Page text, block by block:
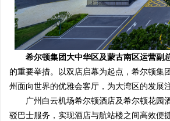
希尔顿集团大中华区及蒙古南区运营副
的重要举措。以双店启幕为起点，希尔顿集
州面向世界的优雅会客厅，为大湾区的发展
广州白云机场希尔顿酒店及希尔顿花园
驳巴士服务，实现酒店与航站楼之间高效便